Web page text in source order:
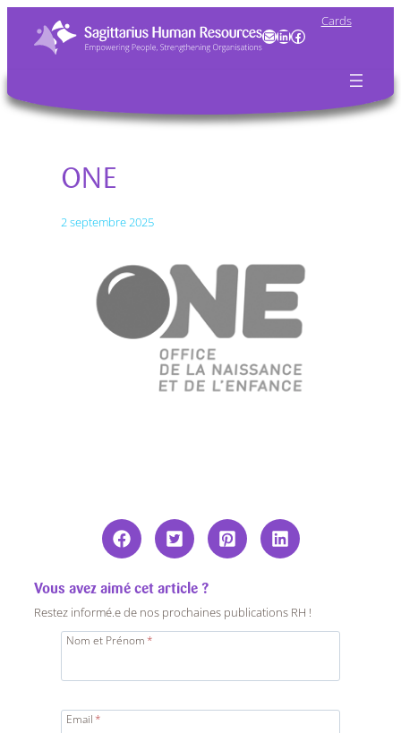
MailLinkedIn
Facebook
Cards
ONE
2 septembre 2025
Vous avez aimé cet article ?
Restez informé.e de nos prochaines publications RH !
Nom et Prénom *
Email *